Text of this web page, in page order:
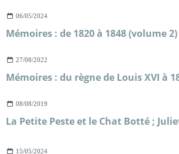
06/05/2024
27/08/2022
08/08/2019
La Petite Peste et le Chat Botté ;
15/05/2024